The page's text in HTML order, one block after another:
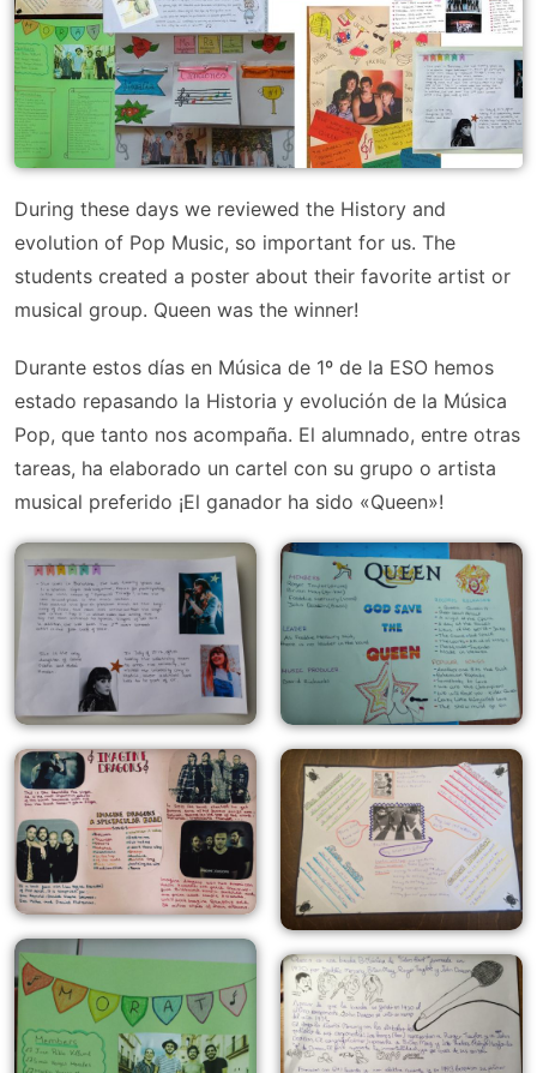
During these days we reviewed the History and
evolution of Pop Music, so important for us. The
students created a poster about their favorite artist or
musical group. Queen was the winner!
Durante estos días en Música de 1º de la ESO hemos
estado repasando la Historia y evolución de la Música
Pop, que tanto nos acompaña. El alumnado, entre otras
tareas, ha elaborado un cartel con su grupo o artista
musical preferido ¡El ganador ha sido «Queen»!